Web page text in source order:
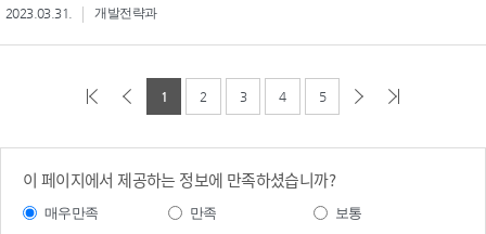
2023.03.31. 개발전략과
1 2 3 4 5
이 페이지에서 제공하는 정보에 만족하셨습니까?
매우만족 만족
보통